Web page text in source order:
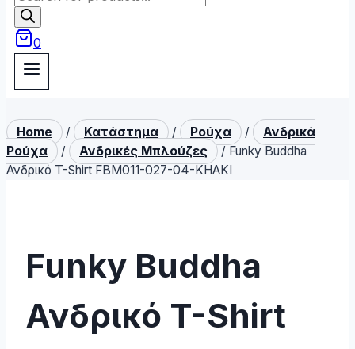
search
0
Home / Κατάστημα / Ρούχα /
Ανδρικά
Ρούχα
/ Ανδρικές Μπλούζες / Funky Buddha
Ανδρικό T-Shirt FBM011-027-04-KHAKI
Funky Buddha
Ανδρικό T-Shirt